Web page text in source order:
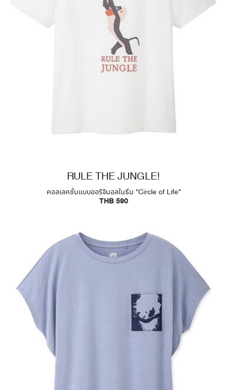
RULE THE JUNGLE!
คอลเลคชั่นแบบออริจินอลในธีม "Circle of Life"
THB 590